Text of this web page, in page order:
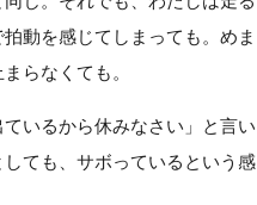
動を感じてしまっても。めま
らなくても。
いるから休みなさい」と言い
ても、サボっているという感